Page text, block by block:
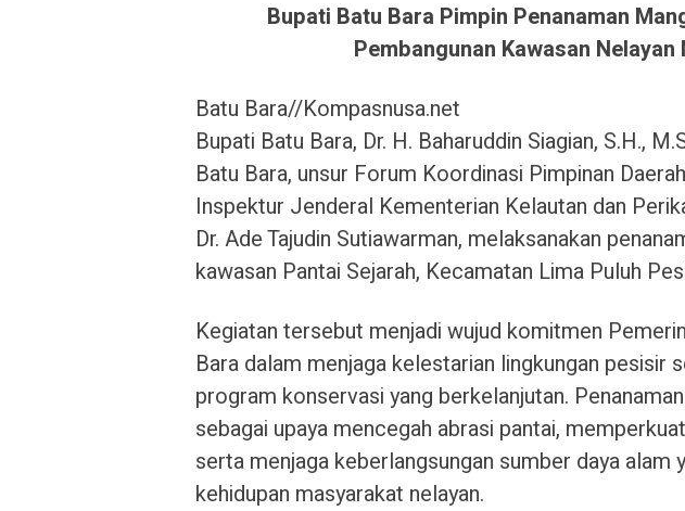
Bupati Batu Bara Pimpin Penanaman
Pembangunan Kawasan Nelayan
Batu Bara//Kompasnusa.net
Bupati Batu Bara, Dr. H. Baharuddin Siagian, S.H.,
Batu Bara, unsur Forum Koordinasi Pimpinan
Inspektur Jenderal Kementerian Kelautan dan
Dr. Ade Tajudin Sutiawarman, melaksanakan
kawasan Pantai Sejarah, Kecamatan Lima Puluh
Kegiatan tersebut menjadi wujud komitmen
Bara dalam menjaga kelestarian lingkungan pesisir
program konservasi yang berkelanjutan.
sebagai upaya mencegah abrasi pantai,
serta menjaga keberlangsungan sumber daya alam
kehidupan masyarakat nelayan.